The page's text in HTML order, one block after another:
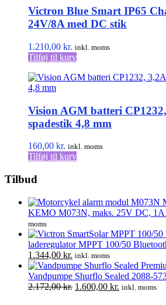
Victron Blue Smart IP65
24V/8A med DC stik
1.210,00 kr. inkl. moms
Tilføj til kurv
Vision AGM batteri
spadestik 4,8 mm
160,00 kr. inkl. moms
Tilføj til kurv
Tilbud
KEMO M073N, maks. 25V DC, 1A
moms
laderegulator MPPT 100/50
Den
oprindelige
pris
var:
1.344,00 kr. Den
aktuelle
pris
er:
inkl. moms
Vandpumpe Shurflo Sealed 2088-
2.172,00kr. Den
1.600,00 kr. Den
inkl. moms